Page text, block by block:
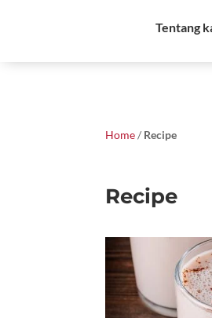
Tentang
Home/ Recipe
Recipe